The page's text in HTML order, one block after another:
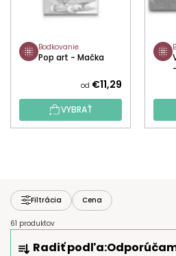
Bodkovanie
Pop art - Mačka
od €11,29
VYBRAŤ
Filtrácia Cena
61 produktov
Radiť podľa: